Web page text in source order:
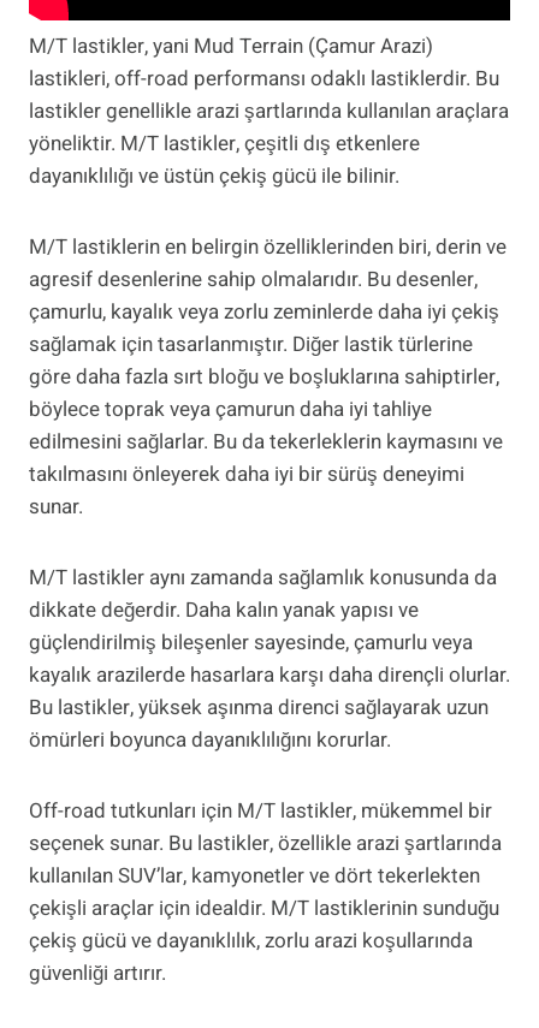
M/T lastikler, yani Mud Terrain (Çamur Arazi)
lastikleri, off-road performansı odaklı lastiklerdir. Bu
lastikler genellikle arazi şartlarında kullanılan araçlara
yöneliktir. M/T lastikler, çeşitli dış etkenlere
dayanıklılığı ve üstün çekiş gücü ile bilinir.
M/T lastiklerin en belirgin özelliklerinden biri, derin ve
agresif desenlerine sahip olmalarıdır. Bu desenler,
çamurlu, kayalık veya zorlu zeminlerde daha iyi çekiş
sağlamak için tasarlanmıştır. Diğer lastik türlerine
göre daha fazla sırt bloğu ve boşluklarına sahiptirler,
böylece toprak veya çamurun daha iyi tahliye
edilmesini sağlarlar. Bu da tekerleklerin kaymasını ve
takılmasını önleyerek daha iyi bir sürüş deneyimi
sunar.
M/T lastikler aynı zamanda sağlamlık konusunda da
dikkate değerdir. Daha kalın yanak yapısı ve
güçlendirilmiş bileşenler sayesinde, çamurlu veya
kayalık arazilerde hasarlara karşı daha dirençli olurlar.
Bu lastikler, yüksek aşınma direnci sağlayarak uzun
ömürleri boyunca dayanıklılığını korurlar.
Off-road tutkunları için M/T lastikler, mükemmel bir
seçenek sunar. Bu lastikler, özellikle arazi şartlarında
kullanılan SUV’lar, kamyonetler ve dört tekerlekten
çekişli araçlar için idealdir. M/T lastiklerinin sunduğu
çekiş gücü ve dayanıklılık, zorlu arazi koşullarında
güvenliği artırır.